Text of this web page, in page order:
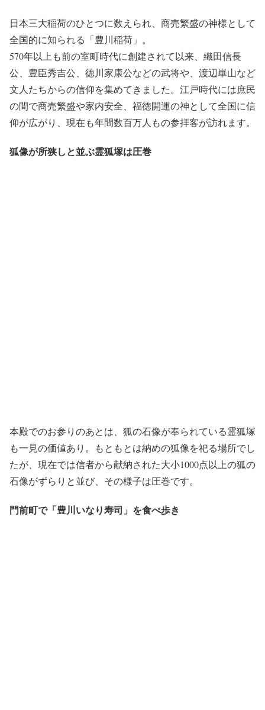
日本三大稲荷のひとつに数えられ、商売繁盛の神様として
全国的に知られる「豊川稲荷」。
570年以上も前の室町時代に創建されて以来、織田信長
公、豊臣秀吉公、徳川家康公などの武将や、渡辺崋山など
文人たちからの信仰を集めてきました。江戸時代には庶民
の間で商売繁盛や家内安全、福徳開運の神として全国に信
仰が広がり、現在も年間数百万人もの参拝客が訪れます。
狐像が所狭しと並ぶ霊狐塚は圧巻
本殿でのお参りのあとは、狐の石像が奉られている霊狐塚
も一見の価値あり。もともとは納めの狐像を祀る場所でし
たが、現在では信者から献納された大小1000点以上の狐の
石像がずらりと並び、その様子は圧巻です。
門前町で「豊川いなり寿司」を食べ歩き